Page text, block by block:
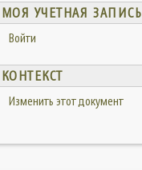
МОЯ УЧЕТНАЯ ЗАПИСЬ
Войти
КОНТЕКСТ
Изменить этот документ